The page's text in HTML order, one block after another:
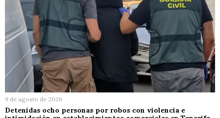
9 de agosto de 2026
Detenidas ocho personas por robos con violencia e